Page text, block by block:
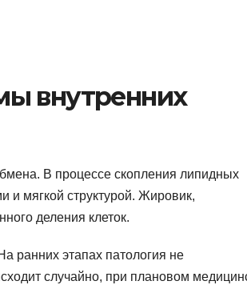
внутренних
В процессе скопления липидных
и мягкой структурой. Жировик,
деления клеток.
ранних этапах патология не
случайно, при плановом